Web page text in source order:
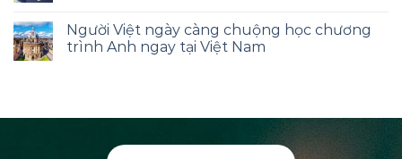
Người Việt ngày càng chuộng học chương
trình Anh ngay tại Việt Nam